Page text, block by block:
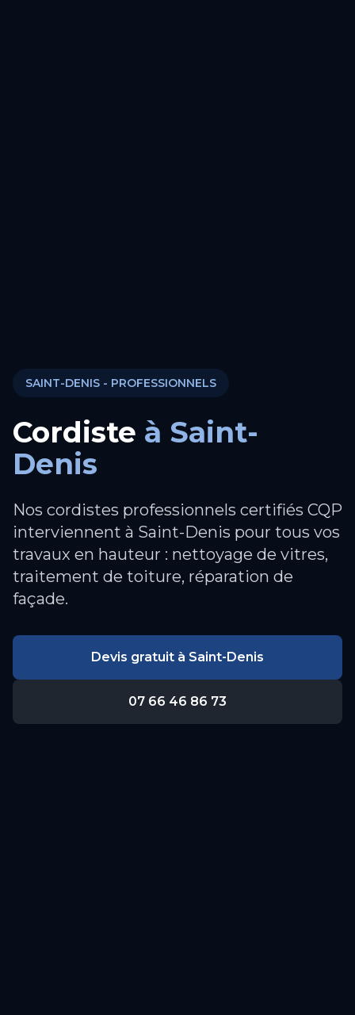
SAINT-DENIS - PROFESSIONNELS
Cordiste à Saint-
Denis
Nos cordistes professionnels certifiés CQP
interviennent à Saint-Denis pour tous vos
travaux en hauteur : nettoyage de vitres,
traitement de toiture, réparation de
façade.
Devis gratuit à Saint-Denis
07 66 46 86 73